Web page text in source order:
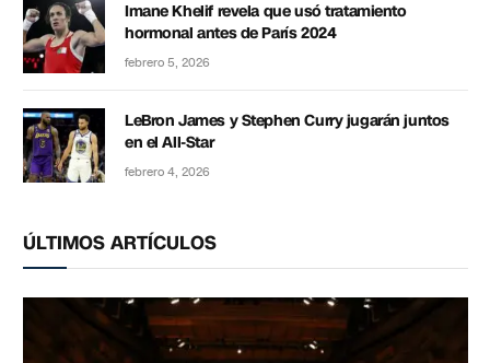
Imane Khelif revela que usó tratamiento
hormonal antes de París 2024
febrero 5, 2026
LeBron James y Stephen Curry jugarán juntos
en el All-Star
febrero 4, 2026
ÚLTIMOS ARTÍCULOS